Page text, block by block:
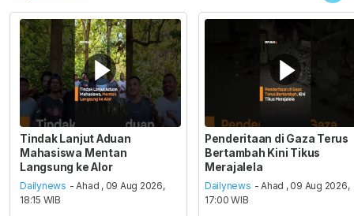
Tindak Lanjut Aduan
Mahasiswa Mentan
Langsung ke Alor
Dailynews - Ahad , 09 Aug 2026,
18:15 WIB
Penderitaan di Gaza Terus
Bertambah Kini Tikus
Merajalela
Dailynews - Ahad , 09 Aug 2026,
17:00 WIB